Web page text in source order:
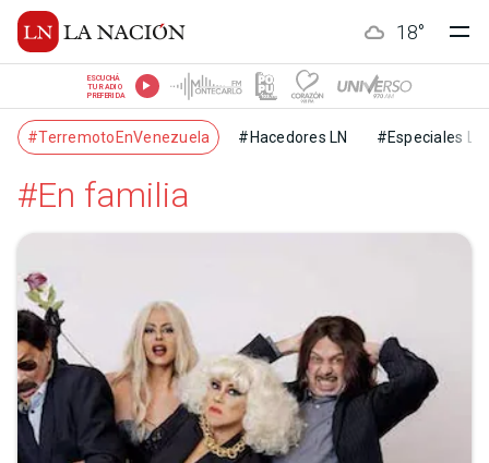
18°
ESCUCHÁ
TU RADIO
PREFERIDA
#TerremotoEnVenezuela #Hacedores LN #Especiales LN
#En familia